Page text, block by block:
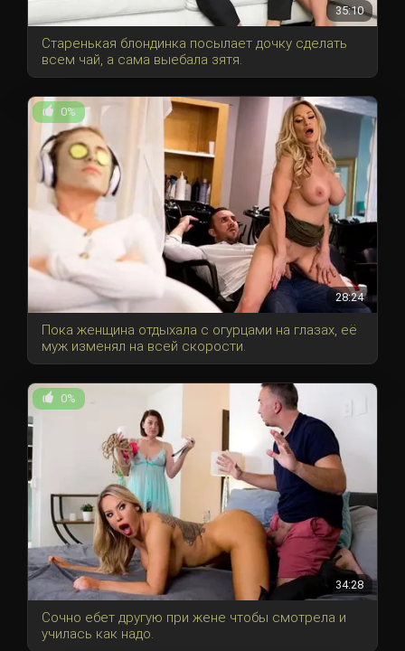
35:10
Старенькая блондинка посылает дочку сделать
всем чай, а сама выебала зятя.
0%
28:24
Пока женщина отдыхала с огурцами на глазах, её
муж изменял на всей скорости.
0%
34:28
Сочно ебет другую при жене чтобы смотрела и
училась как надо.